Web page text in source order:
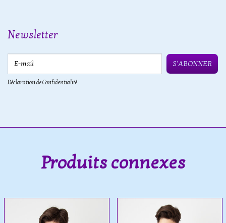
Newsletter
S'ABONNER
Déclaration de Confidentialité
Produits connexes